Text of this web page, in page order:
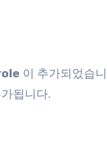
이 추가되었습
됩니다.